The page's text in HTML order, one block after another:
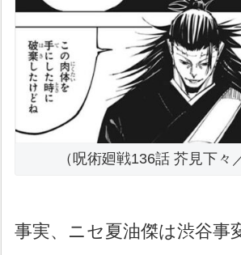
（呪術廻戦136話 芥見下々
事実、ニセ夏油傑は渋谷事